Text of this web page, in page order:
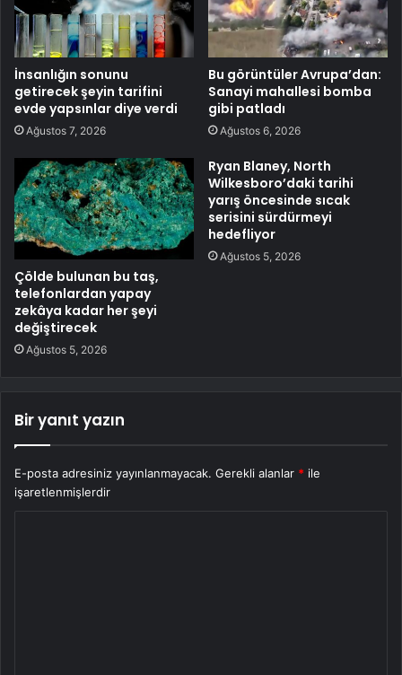
İnsanlığın sonunu
getirecek şeyin tarifini
evde yapsınlar diye verdi
Ağustos 7, 2026
Bu görüntüler Avrupa’dan:
Sanayi mahallesi bomba
gibi patladı
Ağustos 6, 2026
Çölde bulunan bu taş,
telefonlardan yapay
zekâya kadar her şeyi
değiştirecek
Ağustos 5, 2026
Ryan Blaney, North
Wilkesboro’daki tarihi
yarış öncesinde sıcak
serisini sürdürmeyi
hedefliyor
Ağustos 5, 2026
Bir yanıt yazın
E-posta adresiniz yayınlanmayacak. Gerekli alanlar * ile
işaretlenmişlerdir